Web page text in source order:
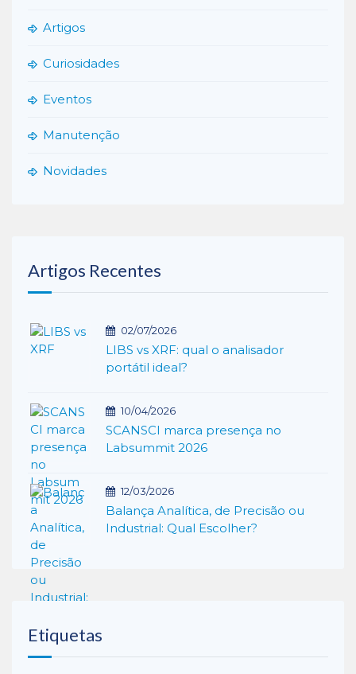
Artigos
Curiosidades
Eventos
Manutenção
Novidades
Artigos Recentes
02/07/2026
LIBS vs XRF: qual o analisador
portátil ideal?
10/04/2026
SCANSCI marca presença no
Labsummit 2026
12/03/2026
Balança Analítica, de Precisão ou
Industrial: Qual Escolher?
Etiquetas